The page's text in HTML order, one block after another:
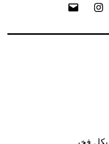
Instagram
بكل فخر.